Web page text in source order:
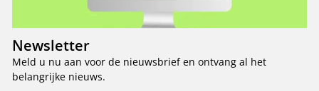
Newsletter
Meld u nu aan voor de nieuwsbrief en ontvang al het
belangrijke nieuws.